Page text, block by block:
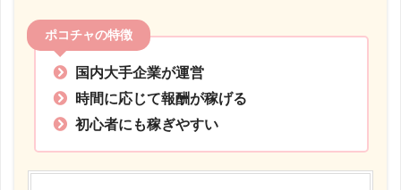
ポコチャの特徴
国内大手企業が運営
時間に応じて報酬が稼げる
初心者にも稼ぎやすい